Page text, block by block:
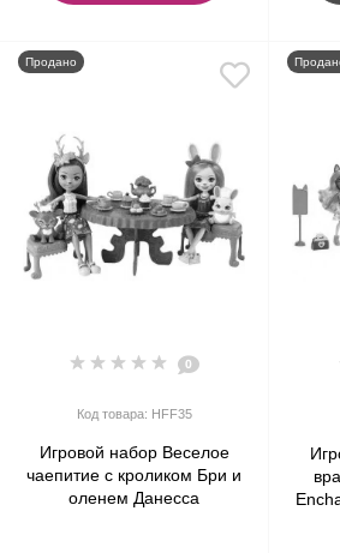
Продано
0
Код товара: HFF35
Игровой набор Веселое
чаепитие с кроликом Бри и
оленем Данесса